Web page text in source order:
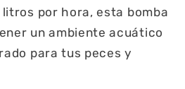
por hora, esta bomba
un ambiente acuático
para tus peces y